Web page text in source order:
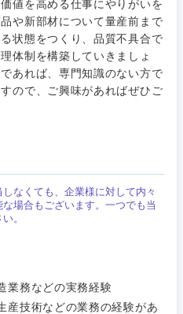
値を高める仕事にやりがいを
や新部材について量産前まで
状態をつくり、品質不具合で
体制を構築していきましょ
あれば、専門知識のない方で
ので、ご興味があればぜひご
なくても、企業様に対して内々
場合もございます。一つでも当
。
業務などの実務経験
産技術などの業務の経験があ
グ
埼玉県
東京都